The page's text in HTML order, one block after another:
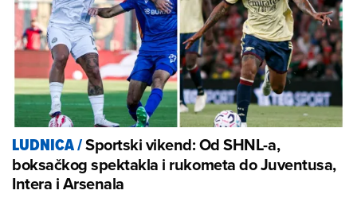
LUDNICA/Sportski vikend: Od SHNL-a,
boksačkog spektakla i rukometa do Juventusa,
Intera i Arsenala